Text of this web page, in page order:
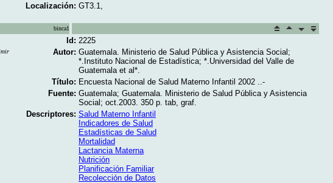
Localización: GT3.1,
binca1
Id: 2225
Autor: Guatemala. Ministerio de Salud Pública y Asistencia Social;
*.Instituto Nacional de Estadística; *.Universidad del Valle de
Guatemala et al*.
Título: Encuesta Nacional de Salud Materno Infantil 2002 ..-
Fuente: Guatemala; Guatemala. Ministerio de Salud Pública y Asistencia
Social; oct.2003. 350 p. tab, graf.
Descriptores: Salud Materno Infantil
Indicadores de Salud
Estadísticas de Salud
Mortalidad
Lactancia Materna
Nutrición
Planificación Familiar
Recolección de Datos